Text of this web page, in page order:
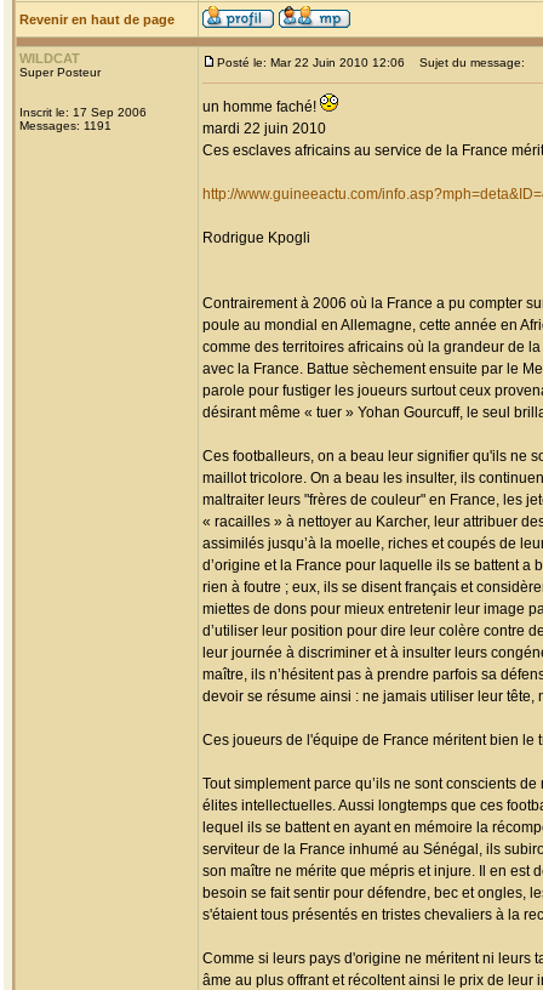
Revenir en haut de page
WILDCAT
Super Posteur
Inscrit le: 17 Sep 2006
Messages: 1191
Posté le: Mar 22 Juin 2010 12:06 Sujet du message:
un homme faché!
mardi 22 juin 2010
Ces esclaves africains au service de la France
http://www.guineeactu.com/
Rodrigue Kpogli
Contrairement à 2006 où la France a pu compter
poule au mondial en Allemagne, cette année en
comme des territoires africains où la grandeur de
avec la France. Battue sèchement ensuite par le
parole pour fustiger les joueurs surtout ceux
désirant même « tuer » Yohan Gourcuff, le seul
Ces footballeurs, on a beau leur signifier qu'ils ne
maillot tricolore. On a beau les insulter, ils
maltraiter leurs "frères de couleur" en France, les
« racailles » à nettoyer au Karcher, leur attribuer
assimilés jusqu’à la moelle, riches et coupés de
d’origine et la France pour laquelle ils se battent a
rien à foutre ; eux, ils se disent français et
miettes de dons pour mieux entretenir leur image
d’utiliser leur position pour dire leur colère contre
leur journée à discriminer et à insulter leurs
maître, ils n’hésitent pas à prendre parfois sa
devoir se résume ainsi : ne jamais utiliser leur tête,
Ces joueurs de l'équipe de France méritent bien le
Tout simplement parce qu’ils ne sont conscients
élites intellectuelles. Aussi longtemps que ces
lequel ils se battent en ayant en mémoire la
serviteur de la France inhumé au Sénégal, ils
son maître ne mérite que mépris et injure. Il en est
besoin se fait sentir pour défendre, bec et ongles,
s'étaient tous présentés en tristes chevaliers à la
Comme si leurs pays d'origine ne méritent ni leurs
âme au plus offrant et récoltent ainsi le prix de